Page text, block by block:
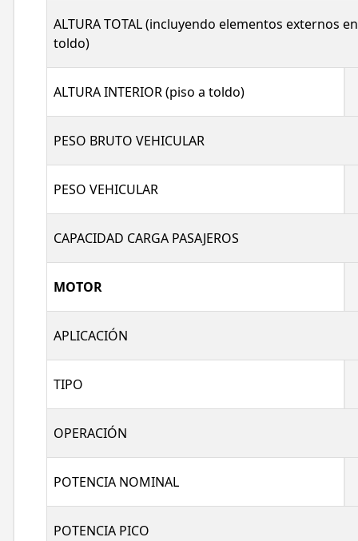
ALTURA TOTAL (incluyendo elementos externos
toldo)
ALTURA INTERIOR (piso a toldo)
PESO BRUTO VEHICULAR
PESO VEHICULAR
CAPACIDAD CARGA PASAJEROS
MOTOR
APLICACIÓN
TIPO
OPERACIÓN
POTENCIA NOMINAL
POTENCIA PICO